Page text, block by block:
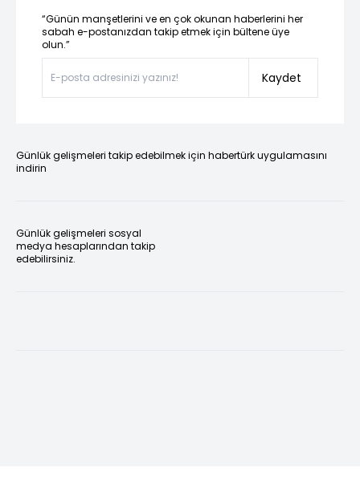
“Günün manşetlerini ve en çok okunan haberlerini her
sabah e-postanızdan takip etmek için bültene üye
olun.”
Kaydet
Günlük gelişmeleri takip edebilmek için habertürk uygulamasını
indirin
Günlük gelişmeleri sosyal
medya hesaplarından takip
edebilirsiniz.